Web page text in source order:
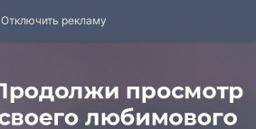
Отключить рекламу